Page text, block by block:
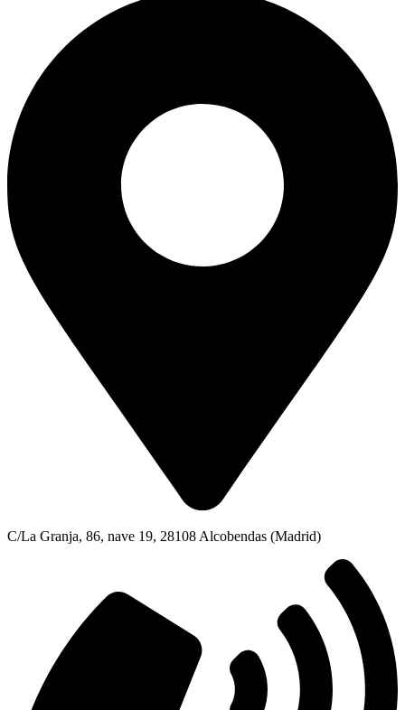
C/La Granja, 86, nave 19, 28108 Alcobendas (Madrid)